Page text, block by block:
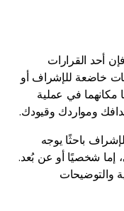
أحد القرارات
خاضعة للإشراف أو
مكانهما في عملية
ومواردك وقيودك.
باحثًا يوجه
إما شخصيًا أو عن بُعد.
والتوضيحات